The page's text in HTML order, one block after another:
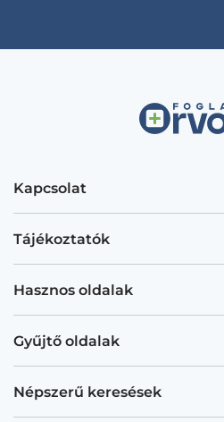
Kapcsolat
Tájékoztatók
Hasznos oldalak
Gyűjtő oldalak
Népszerű keresések